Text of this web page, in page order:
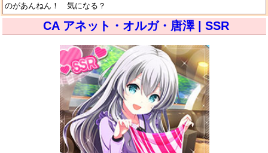
のがあんねん！ 気になる？
CA アネット・オルガ・唐澤 | SSR